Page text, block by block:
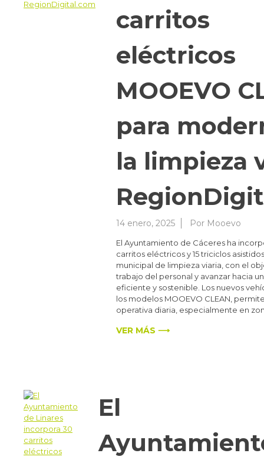
carritos
eléctricos
MOOEVO
para
la limpieza
14 enero, 2025 Por Mooevo
El Ayuntamiento de Cáceres ha
carritos eléctricos y 15 triciclos
municipal de limpieza viaria, con el
trabajo del personal y avanzar hacia
eficiente y sostenible. Los nuevos
los modelos MOOEVO CLEAN,
operativa diaria, especialmente en
VER MÁS ⟶
El